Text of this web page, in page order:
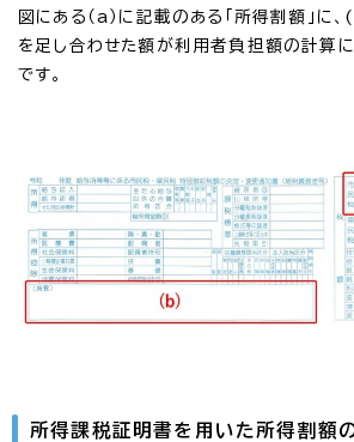
図にある（a）に記載のある「所得割額」に
を足し合わせた額が利用者負担額の計算に
です。
所得課税証明書を用いた所得割額